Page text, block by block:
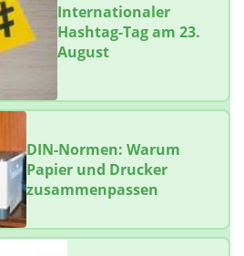
Internationaler
Hashtag-Tag am 23.
August
DIN-Normen: Warum
Papier und Drucker
zusammenpassen